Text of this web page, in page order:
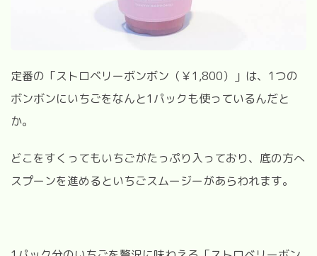
定番の「ストロベリーボンボン（￥1,800）」は、 1 つの
ボンボンにいちごをなんと1 パックも使っているんだと
か。
どこをすくってもいちごがたっぷり入っており、底の方へ
スプーンを進めるといちごスムージーがあらわれます。